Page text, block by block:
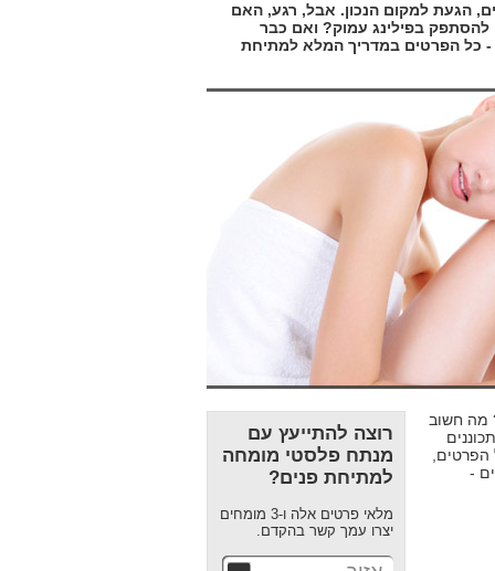
הגעת למקום הנכון. אבל, רגע, האם
להסתפק בפילינג עמוק? ואם כבר
- כל הפרטים במדריך המלא למתיחת
רוצה להתייעץ עם
מנתח פלסטי מומחה
למתיחת פנים?
מלאי פרטים אלה ו-3 מומחים
יצרו עמך קשר בהקדם.
מה חשוב
-